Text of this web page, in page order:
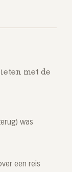
met de
was
een reis